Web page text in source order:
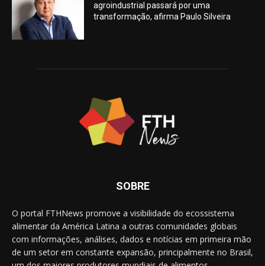
agroindustrial passará por uma
transformação, afirma Paulo Silveira
SOBRE
O portal FTHNews promove a visibilidade do ecossistema
alimentar da América Latina a outras comunidades globais
com informações, análises, dados e notícias em primeira mão
de um setor em constante expansão, principalmente no Brasil,